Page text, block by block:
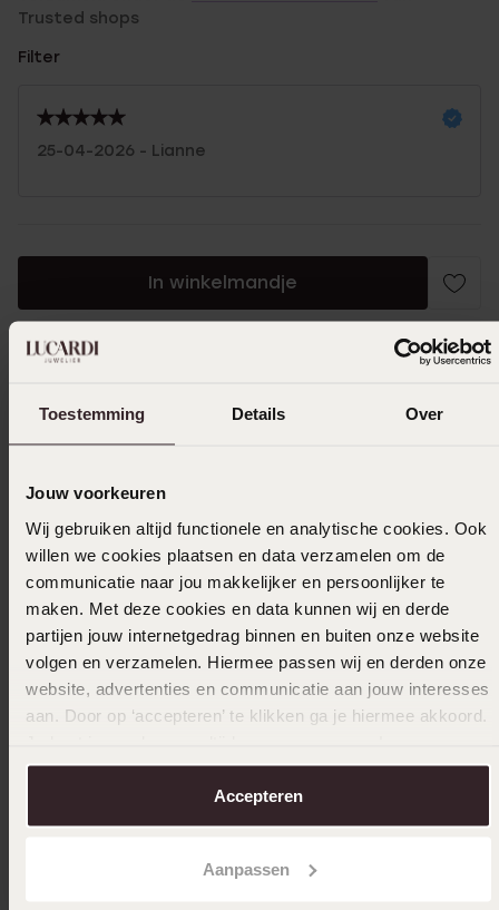
Toestemming Details Over
Jouw voorkeuren
Wij gebruiken altijd functionele en analytische cookies. Ook
willen we cookies plaatsen en data verzamelen om de
communicatie naar jou makkelijker en persoonlijker te
maken. Met deze cookies en data kunnen wij en derde
partijen jouw internetgedrag binnen en buiten onze website
volgen en verzamelen. Hiermee passen wij en derden onze
website, advertenties en communicatie aan jouw interesses
aan. Door op ‘accepteren’ te klikken ga je hiermee akkoord.
over in onscookiebeleid.
Accepteren
Aanpassen
Trusted shops
Filter
25-04-2026 - Lianne
In winkelmandje
Ook leuk voor jou